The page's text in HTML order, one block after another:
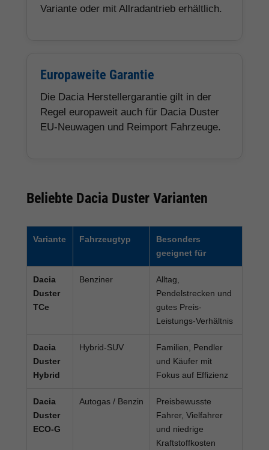
Variante oder mit Allradantrieb erhältlich.
Europaweite Garantie
Die Dacia Herstellergarantie gilt in der
Regel europaweit auch für Dacia Duster
EU-Neuwagen und Reimport Fahrzeuge.
Beliebte Dacia Duster Varianten
Variante Fahrzeugtyp
Besonders
geeignet für
Dacia
Duster
TCe
Benziner
Alltag,
Pendelstrecken und
gutes Preis-
Leistungs-Verhältnis
Dacia
Duster
Hybrid
Hybrid-SUV
Familien, Pendler
und Käufer mit
Fokus auf Effizienz
Dacia
Duster
ECO-G
Autogas / Benzin
Preisbewusste
Fahrer, Vielfahrer
und niedrige
Kraftstoffkosten